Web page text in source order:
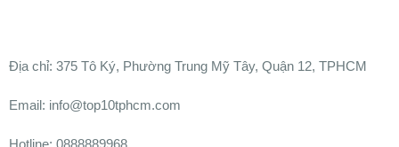
Ðịa chỉ: 375 Tô Ký, Phường Trung Mỹ Tây, Quận 12, TPHCM
Email: info@top10tphcm.com